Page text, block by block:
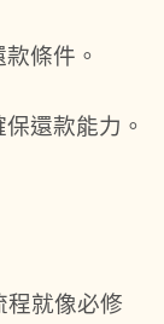
條件。
還款能力。
程就像必修